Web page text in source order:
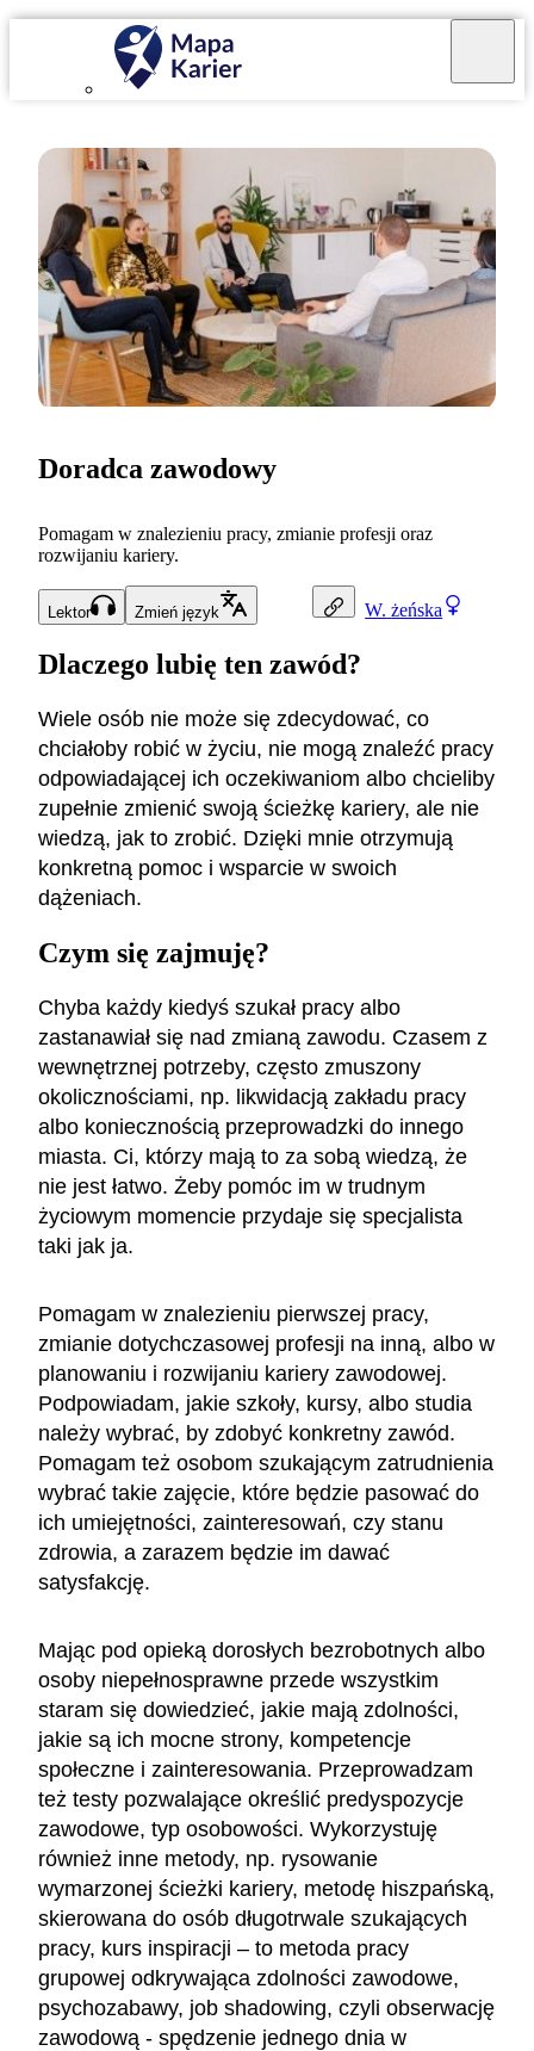
W. żeńska
Doradca zawodowy
Pomagam w znalezieniu pracy, zmianie profesji oraz
rozwijaniu kariery.
Lektor Zmień język
Dlaczego lubię ten zawód?
Wiele osób nie może się zdecydować, co
chciałoby robić w życiu, nie mogą znaleźć pracy
odpowiadającej ich oczekiwaniom albo chcieliby
zupełnie zmienić swoją ścieżkę kariery, ale nie
wiedzą, jak to zrobić. Dzięki mnie otrzymują
konkretną pomoc i wsparcie w swoich
dążeniach.
Czym się zajmuję?
Chyba każdy kiedyś szukał pracy albo
zastanawiał się nad zmianą zawodu. Czasem z
wewnętrznej potrzeby, często zmuszony
okolicznościami, np. likwidacją zakładu pracy
albo koniecznością przeprowadzki do innego
miasta. Ci, którzy mają to za sobą wiedzą, że
nie jest łatwo. Żeby pomóc im w trudnym
życiowym momencie przydaje się specjalista
taki jak ja.
Pomagam w znalezieniu pierwszej pracy,
zmianie dotychczasowej profesji na inną, albo w
planowaniu i rozwijaniu kariery zawodowej.
Podpowiadam, jakie szkoły, kursy, albo studia
należy wybrać, by zdobyć konkretny zawód.
Pomagam też osobom szukającym zatrudnienia
wybrać takie zajęcie, które będzie pasować do
ich umiejętności, zainteresowań, czy stanu
zdrowia, a zarazem będzie im dawać
satysfakcję.
Mając pod opieką dorosłych bezrobotnych albo
osoby niepełnosprawne przede wszystkim
staram się dowiedzieć, jakie mają zdolności,
jakie są ich mocne strony, kompetencje
społeczne i zainteresowania. Przeprowadzam
też testy pozwalające określić predyspozycje
zawodowe, typ osobowości. Wykorzystuję
również inne metody, np. rysowanie
wymarzonej ścieżki kariery, metodę hiszpańską,
skierowana do osób długotrwale szukających
pracy, kurs inspiracji – to metoda pracy
grupowej odkrywająca zdolności zawodowe,
psychozabawy, job shadowing, czyli obserwację
zawodową - spędzenie jednego dnia w